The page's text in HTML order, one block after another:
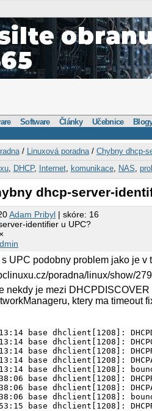
Software Články Učebnice
/ Linuxová poradna/ Chybny dhcp-
, DHCP, Internet, komunikace, NAS
dhcp-server-
Adam Pribyl | skóre: 16
identifier u UPC?
UPC podobny problem jako je v
poradna/linux/show/
nekdy je mezi
ktery ma timeout
base dhclient[1208]:
base dhclient[1208]:
base dhclient[1208]:
base dhclient[1208]:
base dhclient[1208]:
base dhclient[1208]:
base dhclient[1208]:
base dhclient[1208]:
base dhclient[1208]: